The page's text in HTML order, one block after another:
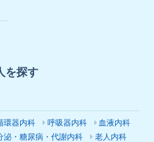
を探す
環器内科 呼吸器内科
血液内科
泌・糖尿病・代謝内科
老人内科